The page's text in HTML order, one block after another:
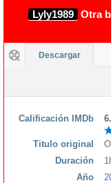
Lyly1989 Otra
Descargar
Calificación IMDb
Titulo original
Duración
Año